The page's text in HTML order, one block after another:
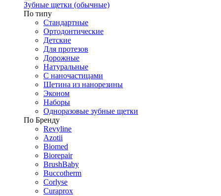
Зубные щетки (обычные)
По типу
Стандартные
Ортодонтические
Детские
Для протезов
Дорожные
Натуральные
С наночастицами
Щетина из нанорезины
Эконом
Наборы
Одноразовые зубные щетки
По Бренду
Revyline
Azotii
Biomed
Biorepair
BrushBaby
Buccotherm
Corlyse
Curaprox